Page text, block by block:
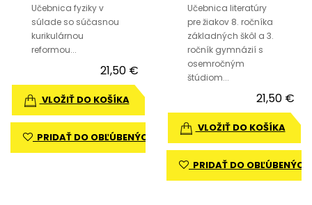
Učebnica fyziky v
súlade so súčasnou
kurikulárnou
reformou...
21,50 €
VLOŽIŤ DO KOŠÍKA
PRIDAŤ DO OBĽÚBENÝCH
Učebnica literatúry
pre žiakov 8. ročníka
základných škôl a 3.
ročník gymnázií s
osemročným
štúdiom...
21,50 €
VLOŽIŤ DO KOŠÍKA
PRIDAŤ DO OBĽÚBENÝCH